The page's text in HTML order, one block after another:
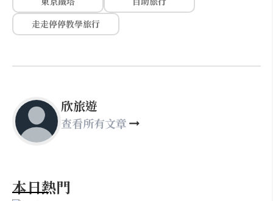
走走停停教學旅行
欣旅遊
查看所有文章
本日熱門